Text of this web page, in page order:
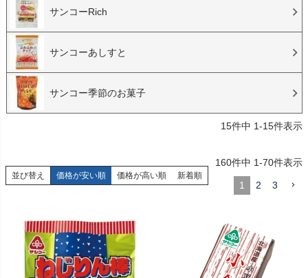
サンコーRich
サンコーあしすと
サンコー季節のお菓子
15件中 1-15件表示
並び替え 価格が安い順 価格が高い順 新着順
160件中 1-70件表示
1 2 3